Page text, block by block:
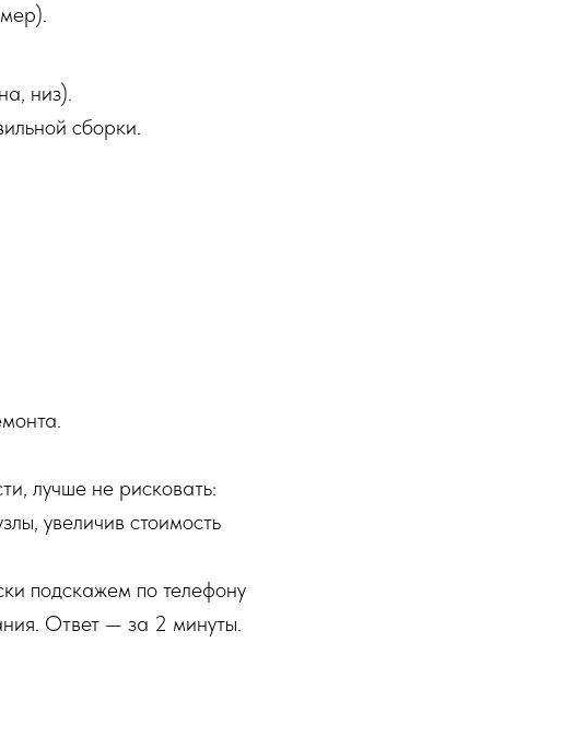
низ).
сборки.
лучше не рисковать:
увеличив стоимость
подскажем по телефону
Ответ — за 2 минуты.